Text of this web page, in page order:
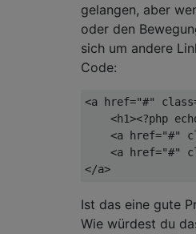
gelangen, aber
oder den
sich um andere
Code:
<a href="#" class
<h1><?php
<a href="#"
<a href="#"
</a>
Ist das eine gute
Wie würdest du